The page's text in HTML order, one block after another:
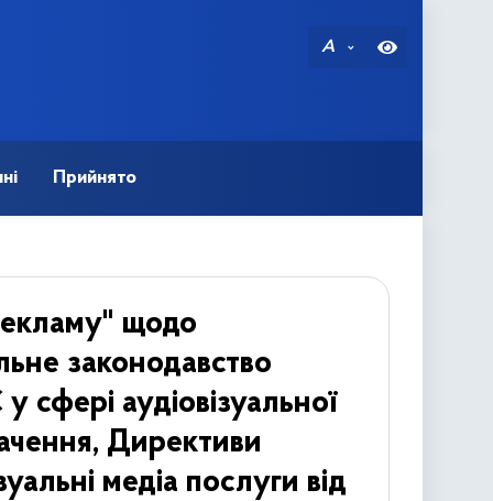
A
Прийнято
щодо
законодавство
аудіовізуальної
Директиви
медіа послуги від